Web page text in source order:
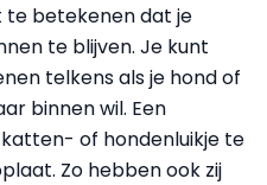
te betekenen dat je
te blijven. Je kunt
telkens als je hond of
binnen wil. Een
of hondenluikje te
Zo hebben ook zij